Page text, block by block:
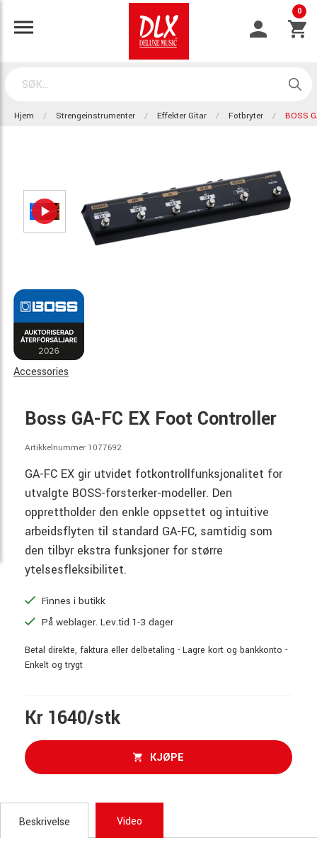
0
Hjem Strengeinstrumenter Effekter Gitar Fotbryter BOSS
Accessories
Boss GA-FC EX Foot Controller
Artikkelnummer 1077692
GA-FC EX gir utvidet fotkontrollfunksjonalitet for
utvalgte BOSS-forsterker-modeller. Den
opprettholder den enkle oppsettet og intuitive
arbeidsflyten til standard GA-FC, samtidig som
den tilbyr ekstra funksjoner for større
ytelsesfleksibilitet.
Finnes i butikk
På weblager. Lev.tid 1-3 dager
Betal direkte, faktura eller delbetaling - Lagre kort og bankkonto -
Enkelt og trygt
Kr 1640/stk
KJØPE
Beskrivelse Video